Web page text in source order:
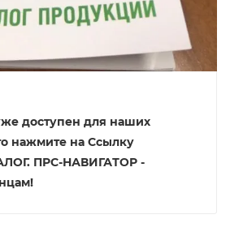
доступен для наших
нажмите на Ссылку
ПРС-НАВИГАТОР -